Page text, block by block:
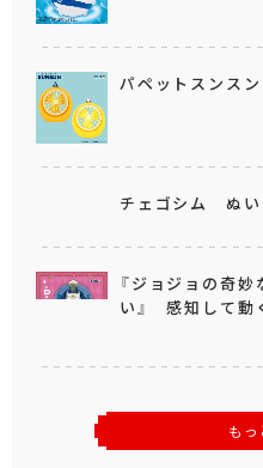
パペットスンス
チェゴシム ぬい
『ジョジョの奇
い』 感知して動
も